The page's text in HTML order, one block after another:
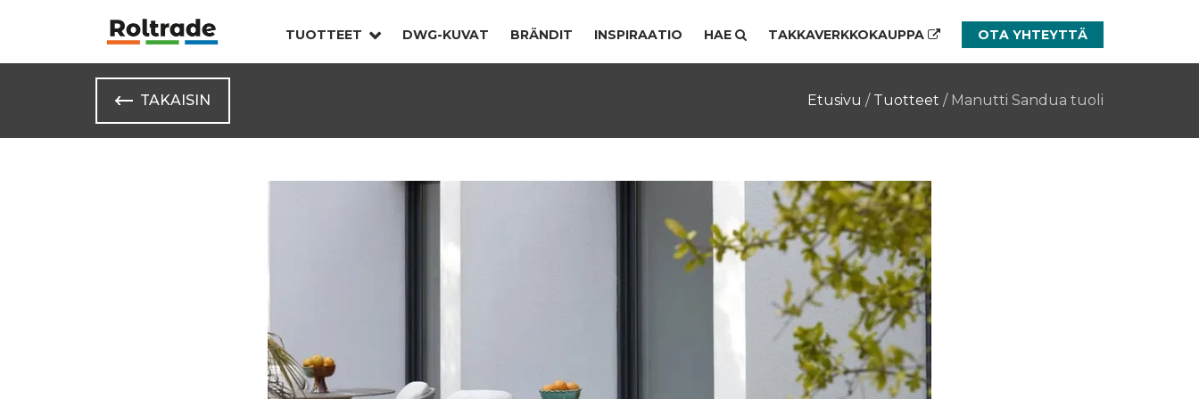
TUOTTEET DWG-KUVAT BRÄNDIT INSPIRAATIO HAE TAKKAVERKKOKAUPPA OTA YHTEYTTÄ
TAKAISIN Etusivu / Tuotteet / Manutti Sandua tuoli